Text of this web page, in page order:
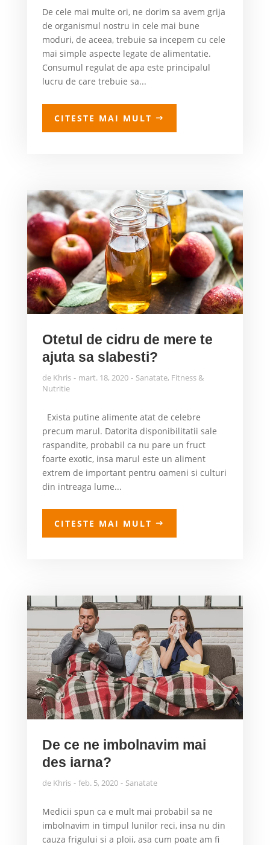
De cele mai multe ori, ne dorim sa avem grija
de organismul nostru in cele mai bune
moduri, de aceea, trebuie sa incepem cu cele
mai simple aspecte legate de alimentatie.
Consumul regulat de apa este principalul
lucru de care trebuie sa...
CITESTE MAI MULT
Otetul de cidru de mere te
ajuta sa slabesti?
de Khris mart. 18, 2020 Sanatate, Fitness &
Nutritie
Exista putine alimente atat de celebre
precum marul. Datorita disponibilitatii sale
raspandite, probabil ca nu pare un fruct
foarte exotic, insa marul este un aliment
extrem de important pentru oameni si culturi
din intreaga lume...
CITESTE MAI MULT
De ce ne imbolnavim mai
des iarna?
de Khris feb. 5, 2020 Sanatate
Medicii spun ca e mult mai probabil sa ne
imbolnavim in timpul lunilor reci, insa nu din
cauza frigului si a ploii, asa cum poate am fi